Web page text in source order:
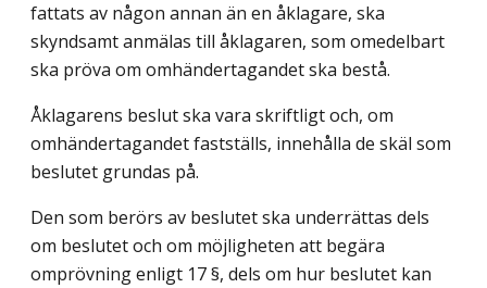
fattats av någon annan än en åklagare, ska
skyndsamt anmälas till åklagaren, som omedelbart
ska pröva om omhändertagandet ska bestå.
Åklagarens beslut ska vara skriftligt och, om
omhändertagandet fastställs, innehålla de skäl som
beslutet grundas på.
Den som berörs av beslutet ska underrättas dels
om beslutet och om möjligheten att begära
omprövning enligt 17 §, dels om hur beslutet kan